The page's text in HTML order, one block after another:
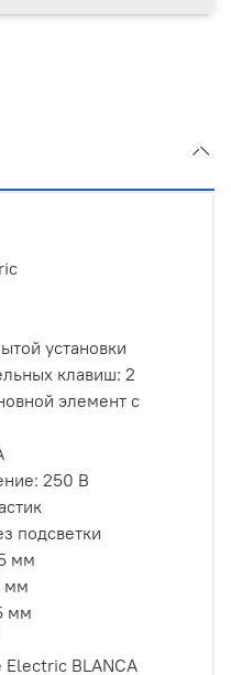
установки
клавиш: 2
элемент с
250 В
подсветки
мм
мм
мм
BLANCA